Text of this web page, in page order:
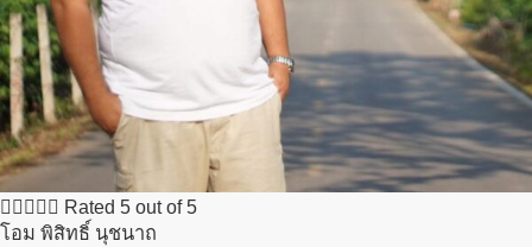
     Rated 5 out of 5
โอม พิสิทธิ์ นุชนาถ